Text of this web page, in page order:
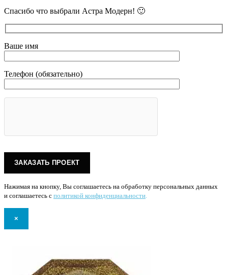
Спасибо что выбрали Астра Модерн! 🙂
Ваше имя
Телефон (обязательно)
Нажимая на кнопку, Вы соглашаетесь на обработку персональных данных
и соглашаетесь с политикой конфиденциальности.
×